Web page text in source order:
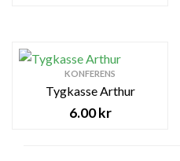
KONFERENS
Tygkasse Arthur
6.00kr